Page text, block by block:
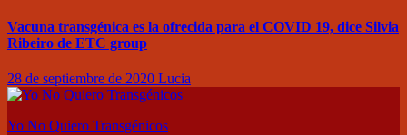
Vacuna transgénica es la ofrecida para el COVID 19, dice Silvia
Ribeiro de ETC group
28 de septiembre de 2020 Lucia
Yo No Quiero Transgénicos